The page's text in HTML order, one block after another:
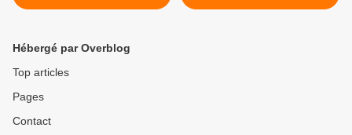
neufs
Cherbourg en 2016 >
Hébergé par Overblog
Top articles
Pages
Contact